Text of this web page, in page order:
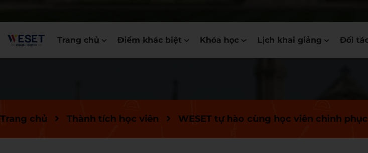
Trang chủ Điểm khác biệt Khóa học Lịch khai giảng Đối
Trang chủ Thành tích học viên WESET tự hào cùng học viên chinh phục